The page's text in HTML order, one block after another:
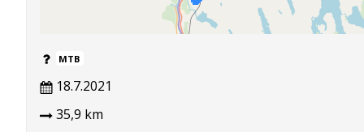
MTB
18.7.2021
35,9 km